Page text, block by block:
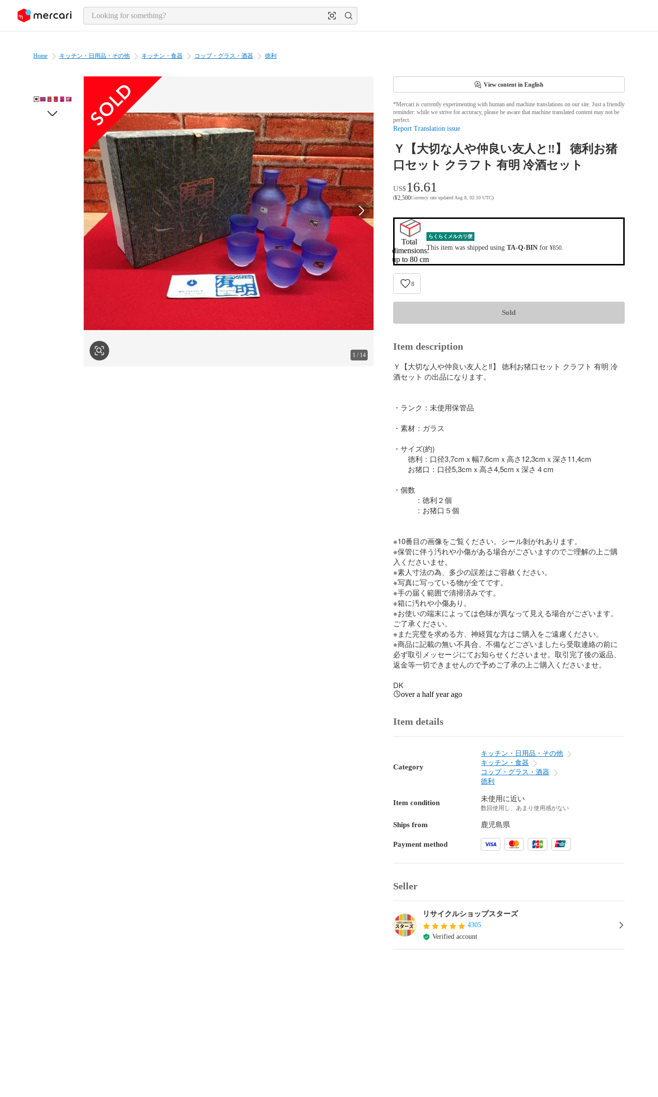
page content
Home キッチン・日用品・その他 キッチン・食器 コップ・グラス・酒器 徳利
1 / 14
View content in English
*Mercari is currently experimenting with human and machine translations on our site. Just a friendly
reminder: while we strive for accuracy, please be aware that machine translated content may not be
perfect.
Report Translation issue
Ｙ【大切な人や仲良い友人と‼】 徳利お猪
口セット クラフト 有明 冷酒セット
US$16.61
(¥2,500Currency rate updated Aug 8, 02:10 UTC)
Total
dimensions:
up to 80 cm
らくらくメルカリ便
This item was shipped using TA-Q-BINfor ¥850.
8
Sold
Item description
Ｙ【大切な人や仲良い友人と‼】 徳利お猪口セット クラフト 有明 冷
酒セット の出品になります。
・ランク：未使用保管品
・素材：ガラス
・サイズ(約)
徳利：口径3,7cmｘ幅7,6cmｘ高さ12,3cmｘ深さ11,4cm
お猪口：口径5,3cmｘ高さ4,5cmｘ深さ４cm
・個数
：徳利２個
：お猪口５個
※10番目の画像をご覧ください。シール剝がれあります。
※保管に伴う汚れや小傷がある場合がございますのでご理解の上ご購
入くださいませ。
※素人寸法の為、多少の誤差はご容赦ください。
※写真に写っている物が全てです。
※手の届く範囲で清掃済みです。
※箱に汚れや小傷あり。
※お使いの端末によっては色味が異なって見える場合がございます。
ご了承ください。
※また完璧を求める方、神経質な方はご購入をご遠慮ください。
※商品に記載の無い不具合、不備などございましたら受取連絡の前に
必ず取引メッセージにてお知らせくださいませ。取引完了後の返品、
返金等一切できませんので予めご了承の上ご購入くださいませ。
DK
over a half year ago
Item details
Category
キッチン・日用品・その他
キッチン・食器
コップ・グラス・酒器
徳利
Item condition 未使用に近い
数回使用し、あまり使用感がない
Ships from 鹿児島県
Payment method
Seller
リサイクルショップスターズ
4305
Verified account